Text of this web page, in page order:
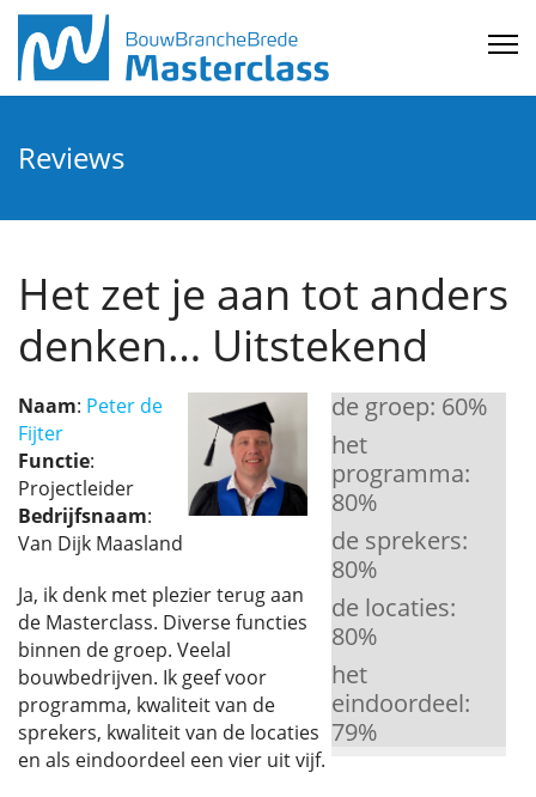
Reviews
Het zet je aan tot anders
denken… Uitstekend
de groep: 60%
het
programma:
80%
de sprekers:
80%
de locaties:
80%
het
eindoordeel:
79%
Naam: Peter de
Fijter
Functie:
Projectleider
Bedrijfsnaam:
Van Dijk Maasland
Ja, ik denk met plezier terug aan
de Masterclass. Diverse functies
binnen de groep. Veelal
bouwbedrijven. Ik geef voor
programma, kwaliteit van de
sprekers, kwaliteit van de locaties
en als eindoordeel een vier uit vijf.